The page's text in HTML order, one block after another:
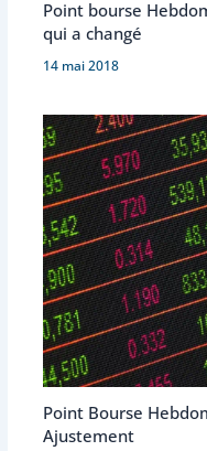
Point bourse
qui a changé
14 mai 2018
Point Bourse
Ajustement